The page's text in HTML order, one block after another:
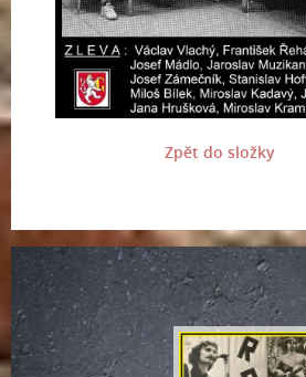
Zpět do složky